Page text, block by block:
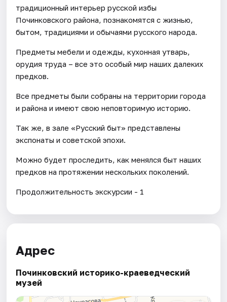
традиционный интерьер русской избы
Починковского района, познакомятся с жизнью,
бытом, традициями и обычаями русского народа.
Предметы мебели и одежды, кухонная утварь,
орудия труда – все это особый мир наших далеких
предков.
Все предметы были собраны на территории города
и района и имеют свою неповторимую историю.
Так же, в зале «Русский быт» представлены
экспонаты и советской эпохи.
Можно будет проследить, как менялся быт наших
предков на протяжении нескольких поколений.
Продолжительность экскурсии - 1
Адрес
Починковский историко-краеведческий
музей